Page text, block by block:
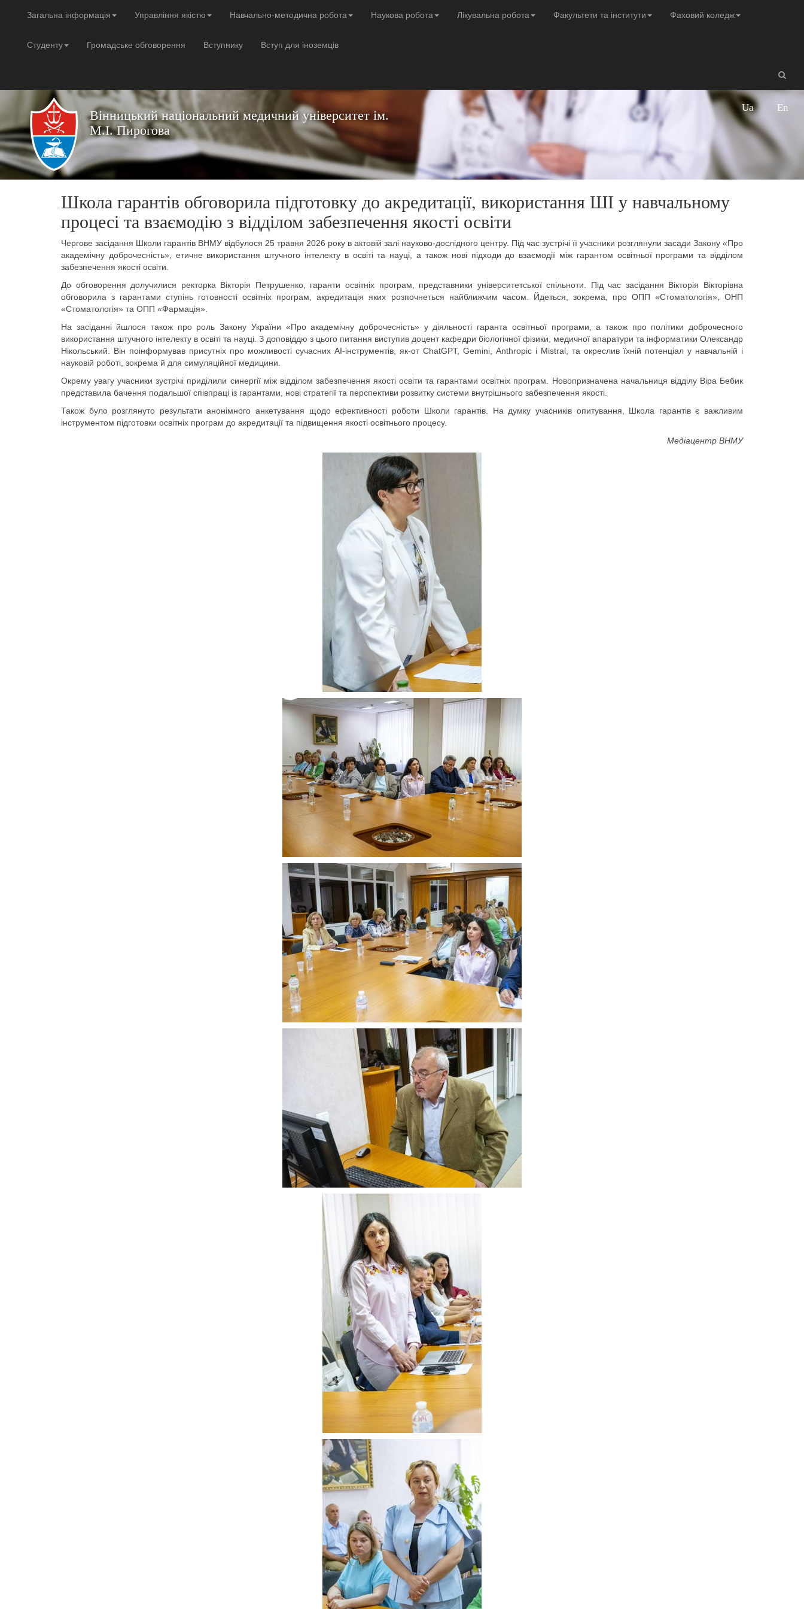
Загальна інформація Управління якістю Навчально-методична робота Наукова робота Лікувальна робота Факультети та інститути Фаховий коледж
Студенту Громадське обговорення Вступнику Вступ для іноземців
Вінницький національний медичний університет ім.
М.І. Пирогова
Ua En
Школа гарантів обговорила підготовку до акредитації, використання ШІ у навчальному
процесі та взаємодію з відділом забезпечення якості освіти
Чергове засідання Школи гарантів ВНМУ відбулося 25 травня 2026 року в актовій залі науково-дослідного центру. Під час зустрічі її учасники розглянули засади Закону «Про
академічну доброчесність», етичне використання штучного інтелекту в освіті та науці, а також нові підходи до взаємодії між гарантом освітньої програми та відділом
забезпечення якості освіти.
До обговорення долучилися ректорка Вікторія Петрушенко, гаранти освітніх програм, представники університетської спільноти. Під час засідання Вікторія Вікторівна
обговорила з гарантами ступінь готовності освітніх програм, акредитація яких розпочнеться найближчим часом. Йдеться, зокрема, про ОПП «Стоматологія», ОНП
«Стоматологія» та ОПП «Фармація».
На засіданні йшлося також про роль Закону України «Про академічну доброчесність» у діяльності гаранта освітньої програми, а також про політики доброчесного
використання штучного інтелекту в освіті та науці. З доповіддю з цього питання виступив доцент кафедри біологічної фізики, медичної апаратури та інформатики Олександр
Нікольський. Він поінформував присутніх про можливості сучасних AI-інструментів, як-от ChatGPT, Gemini, Anthropic і Mistral, та окреслив їхній потенціал у навчальній і
науковій роботі, зокрема й для симуляційної медицини.
Окрему увагу учасники зустрічі приділили синергії між відділом забезпечення якості освіти та гарантами освітніх програм. Новопризначена начальниця відділу Віра Бебик
представила бачення подальшої співпраці із гарантами, нові стратегії та перспективи розвитку системи внутрішнього забезпечення якості.
Також було розглянуто результати анонімного анкетування щодо ефективності роботи Школи гарантів. На думку учасників опитування, Школа гарантів є важливим
інструментом підготовки освітніх програм до акредитації та підвищення якості освітнього процесу.
Медіацентр ВНМУ